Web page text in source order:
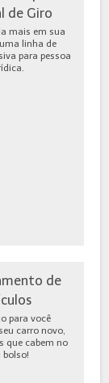
de Giro
mais em sua
linha de
para pessoa
de
para você
carro novo,
que cabem no
bolso!